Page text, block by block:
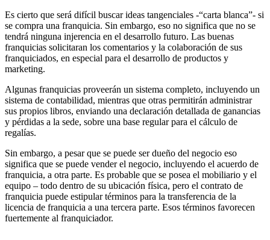
Es cierto que será difícil buscar ideas tangenciales -“carta blanca”- si
se compra una franquicia. Sin embargo, eso no significa que no se
tendrá ninguna injerencia en el desarrollo futuro. Las buenas
franquicias solicitaran los comentarios y la colaboración de sus
franquiciados, en especial para el desarrollo de productos y
marketing.
Algunas franquicias proveerán un sistema completo, incluyendo un
sistema de contabilidad, mientras que otras permitirán administrar
sus propios libros, enviando una declaración detallada de ganancias
y pérdidas a la sede, sobre una base regular para el cálculo de
regalías.
Sin embargo, a pesar que se puede ser dueño del negocio eso
significa que se puede vender el negocio, incluyendo el acuerdo de
franquicia, a otra parte. Es probable que se posea el mobiliario y el
equipo – todo dentro de su ubicación física, pero el contrato de
franquicia puede estipular términos para la transferencia de la
licencia de franquicia a una tercera parte. Esos términos favorecen
fuertemente al franquiciador.